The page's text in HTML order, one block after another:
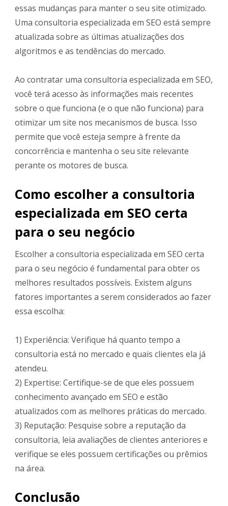
essas mudanças para manter o seu site otimizado.
Uma consultoria especializada em SEO está sempre
atualizada sobre as últimas atualizações dos
algoritmos e as tendências do mercado.
Ao contratar uma consultoria especializada em SEO,
você terá acesso às informações mais recentes
sobre o que funciona (e o que não funciona) para
otimizar um site nos mecanismos de busca. Isso
permite que você esteja sempre à frente da
concorrência e mantenha o seu site relevante
perante os motores de busca.
Como escolher a consultoria
especializada em SEO certa
para o seu negócio
Escolher a consultoria especializada em SEO certa
para o seu negócio é fundamental para obter os
melhores resultados possíveis. Existem alguns
fatores importantes a serem considerados ao fazer
essa escolha:
1) Experiência: Verifique há quanto tempo a
consultoria está no mercado e quais clientes ela já
atendeu.
2) Expertise: Certifique-se de que eles possuem
conhecimento avançado em SEO e estão
atualizados com as melhores práticas do mercado.
3) Reputação: Pesquise sobre a reputação da
consultoria, leia avaliações de clientes anteriores e
verifique se eles possuem certificações ou prêmios
na área.
Conclusão